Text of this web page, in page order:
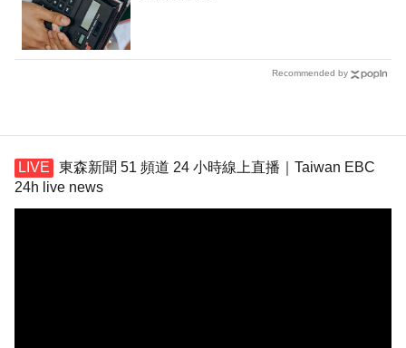
Recommended by
東森新聞 51 頻道 24 小時線上直播｜Taiwan EBC
24h live news